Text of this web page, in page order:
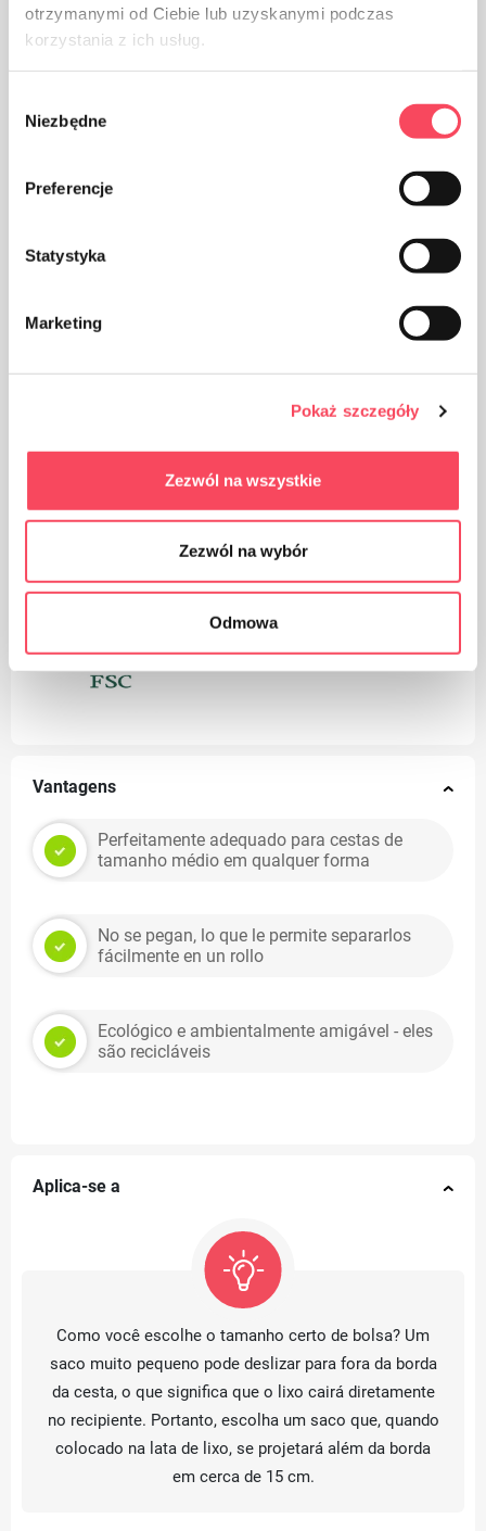
otrzymanymi od Ciebie lub uzyskanymi podczas
korzystania z ich usług.
zgody
Niezbędne
Preferencje
Statystyka
Marketing
Pokaż szczegóły
Zezwól na wszystkie
Zezwól na wybór
Odmowa
Tome cuidado com a limpeza, jogue fora a embalagem
Blue Angel
FSC
Vantagens
Perfeitamente adequado para cestas de
tamanho médio em qualquer forma
No se pegan, lo que le permite separarlos
fácilmente en un rollo
Ecológico e ambientalmente amigável - eles
são recicláveis
Aplica-se a
Como você escolhe o tamanho certo de bolsa? Um
saco muito pequeno pode deslizar para fora da borda
da cesta, o que significa que o lixo cairá diretamente
no recipiente. Portanto, escolha um saco que, quando
colocado na lata de lixo, se projetará além da borda
em cerca de 15 cm.